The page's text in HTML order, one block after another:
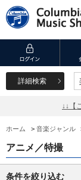
詳細検索
↓↓【
ホーム > 音楽ジャンル
アニメ／特撮
条件を絞り込む